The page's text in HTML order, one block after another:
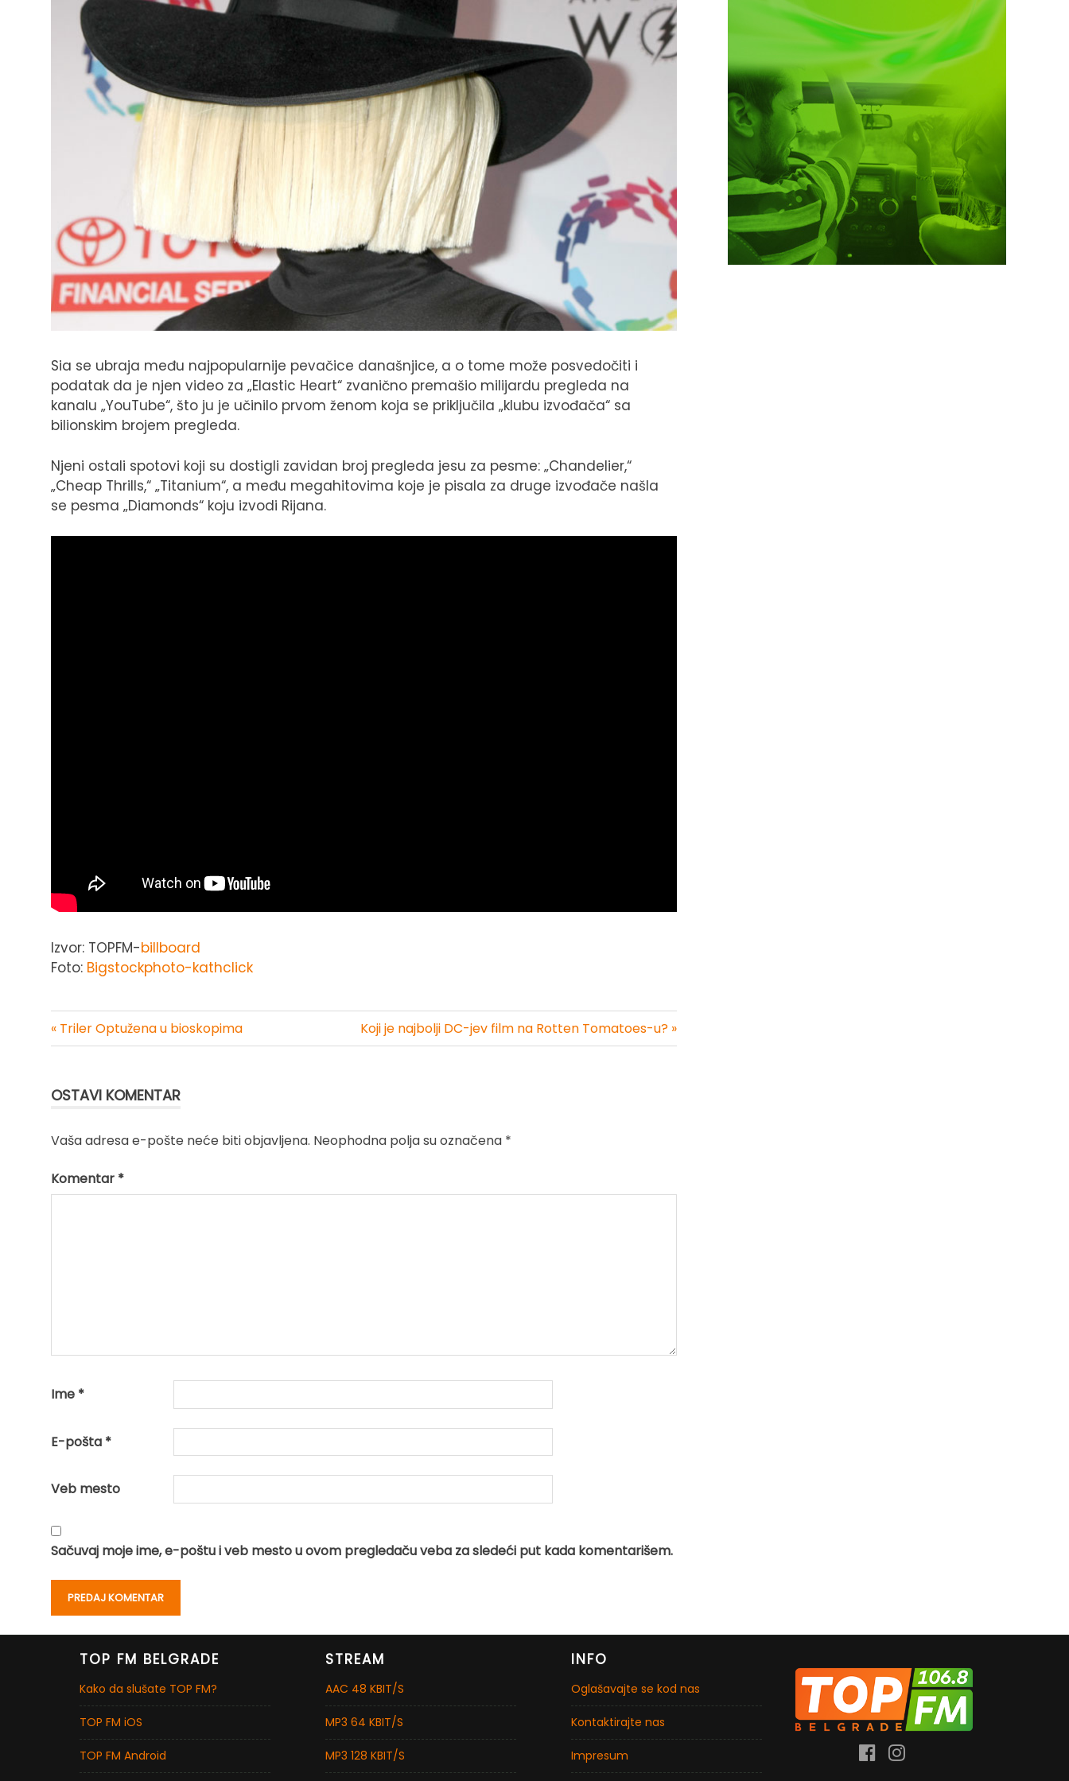
Sia se ubraja među najpopularnije pevačice današnjice, a o tome može posvedočiti i
podatak da je njen video za „Elastic Heart“ zvanično premašio milijardu pregleda na
kanalu „YouTube“, što ju je učinilo prvom ženom koja se priključila „klubu izvođača“ sa
bilionskim brojem pregleda.
Njeni ostali spotovi koji su dostigli zavidan broj pregleda jesu za pesme: „Chandelier,“
„Cheap Thrills,“ „Titanium“, a među megahitovima koje je pisala za druge izvođače našla
se pesma „Diamonds“ koju izvodi Rijana.
Izvor: TOPFM-billboard
Foto: Bigstockphoto-kathclick
Kretanje
« Triler Optužena u bioskopima Koji je najbolji DC-jev film na Rotten Tomatoes-u? »
OSTAVI KOMENTAR
Vaša adresa e-pošte neće biti objavljena. Neophodna polja su označena *
Komentar *
Ime *
E-pošta *
Veb mesto
Sačuvaj moje ime, e-poštu i veb mesto u ovom pregledaču veba za sledeći put kada komentarišem.
TOP FM BELGRADE
Kako da slušate TOP FM?
TOP FM iOS
TOP FM Android
STREAM
AAC 48 KBIT/S
MP3 64 KBIT/S
MP3 128 KBIT/S
INFO
Oglašavajte se kod nas
Kontaktirajte nas
Impresum